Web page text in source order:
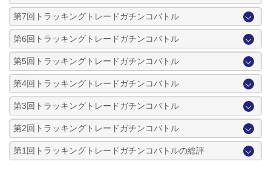
第7回トラッキングトレードガチンコバトル
第6回トラッキングトレードガチンコバトル
第5回トラッキングトレードガチンコバトル
第4回トラッキングトレードガチンコバトル
第3回トラッキングトレードガチンコバトル
第2回トラッキングトレードガチンコバトル
第1回トラッキングトレードガチンコバトルの総評